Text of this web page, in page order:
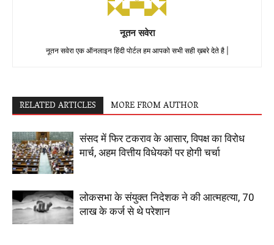
नूतन सवेरा
नूतन सवेरा एक ऑनलाइन हिंदी पोर्टल हम आपको सभी सही ख़बरे देते है |
RELATED ARTICLES MORE FROM AUTHOR
संसद में फिर टकराव के आसार, विपक्ष का विरोध
मार्च, अहम वित्तीय विधेयकों पर होगी चर्चा
लोकसभा के संयुक्त निदेशक ने की आत्महत्या, 70
लाख के कर्ज से थे परेशान